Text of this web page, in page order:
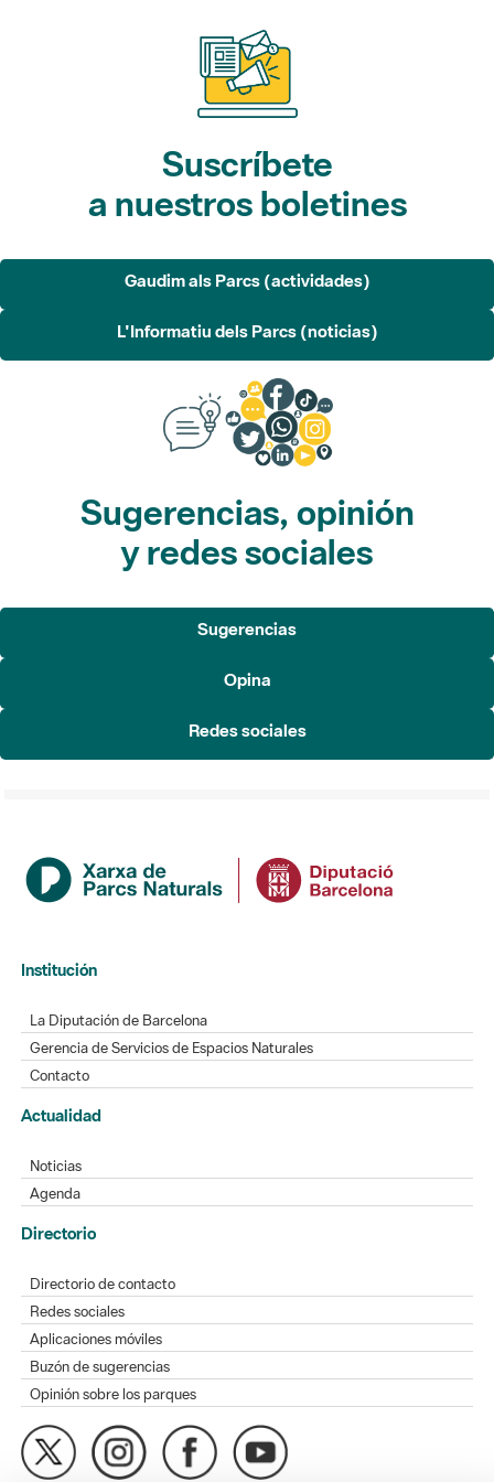
Suscríbete
a nuestros boletines
Gaudim als Parcs (actividades)
L'Informatiu dels Parcs (noticias)
Sugerencias, opinión
y redes sociales
Sugerencias
Opina
Redes sociales
Institución
La Diputación de Barcelona
Gerencia de Servicios de Espacios Naturales
Contacto
Actualidad
Noticias
Agenda
Directorio
Directorio de contacto
Redes sociales
Aplicaciones móviles
Buzón de sugerencias
Opinión sobre los parques